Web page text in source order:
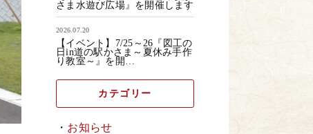
さま水遊び広場』を開催します
2026.07.20
【イベント】7/25～26『図工の
日in道の駅かさま～夏休み手作
り教室～』を開…
カテゴリー
お知らせ